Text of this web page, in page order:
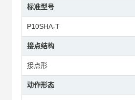
标准型号
P10SHA-T
接点结构
接点形
动作形态